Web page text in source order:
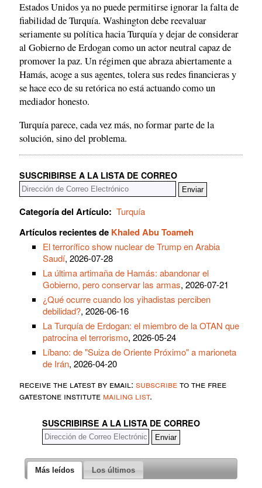
Estados Unidos ya no puede permitirse ignorar la falta de
fiabilidad de Turquía. Washington debe reevaluar
seriamente su política hacia Turquía y dejar de considerar
al Gobierno de Erdogan como un actor neutral capaz de
promover la paz. Un régimen que abraza abiertamente a
Hamás, acoge a sus agentes, tolera sus redes financieras y
se hace eco de su retórica no está actuando como un
mediador honesto.
Turquía parece, cada vez más, no formar parte de la
solución, sino del problema.
SUSCRIBIRSE A LA LISTA DE CORREO
Categoría del Artículo: Turquía
Artículos recientes de Khaled Abu Toameh
El terrorífico show nuclear de Trump en Arabia
Saudí, 2026-07-28
La última artimaña de Hamás: abandonar el
Gobierno, pero conservar las armas, 2026-07-21
¿Qué ocurre cuando los yihadistas perciben
debilidad?, 2026-06-16
La Turquía de Erdogan: el miembro de la OTAN que
patrocina el terrorismo, 2026-05-24
Líbano: de "Suiza de Oriente Próximo" a marioneta
de Irán, 2026-04-20
receive the latest by email: subscribeto the free
gatestone institute mailing list.
SUSCRIBIRSE A LA LISTA DE CORREO
Más leídos Los últimos